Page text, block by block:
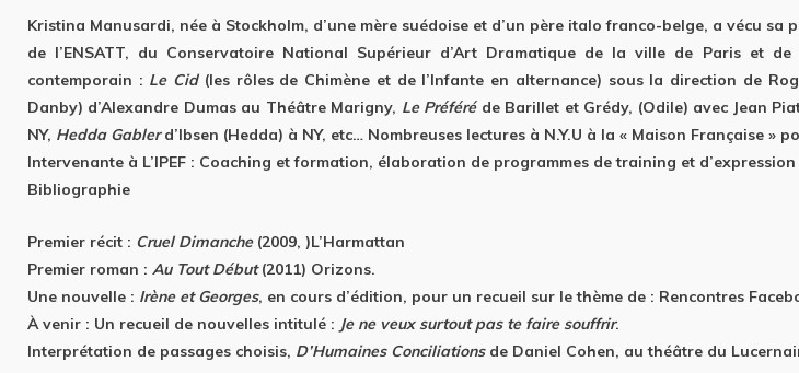
Kristina Manusardi, née à Stockholm, d’une mère suédoise et d’un père italo franco-belge, a vécu
de l’ENSATT, du Conservatoire National Supérieur d’Art Dramatique de la ville de Paris et
contemporain : Le Cid(les rôles de Chimène et de l’Infante en alternance) sous la direction de
Danby) d’Alexandre Dumas au Théâtre Marigny, Le Préféréde Barillet et Grédy, (Odile) avec Jean
NY, Hedda Gablerd’Ibsen (Hedda) à NY, etc… Nombreuses lectures à N.Y.U à la « Maison Française »
Intervenante à L’IPEF : Coaching et formation, élaboration de programmes de training et
Bibliographie
Premier récit : Cruel Dimanche(2009, )L’Harmattan
Premier roman : Au Tout Début(2011) Orizons.
Une nouvelle : Irène et Georges, en cours d’édition, pour un recueil sur le thème de : Rencontres
À venir : Un recueil de nouvelles intitulé : Je ne veux surtout pas te faire souffrir.
Interprétation de passages choisis, D’Humaines Conciliationsde Daniel Cohen, au théâtre du